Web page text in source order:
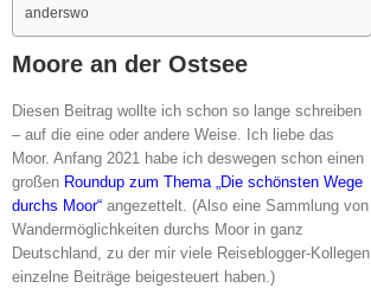
anderswo
Moore an der Ostsee
Diesen Beitrag wollte ich schon so lange schreiben
– auf die eine oder andere Weise. Ich liebe das
Moor. Anfang 2021 habe ich deswegen schon einen
großen Roundup zum Thema „Die schönsten Wege
durchs Moor“ angezettelt. (Also eine Sammlung von
Wandermöglichkeiten durchs Moor in ganz
Deutschland, zu der mir viele Reiseblogger-Kollegen
einzelne Beiträge beigesteuert haben.)